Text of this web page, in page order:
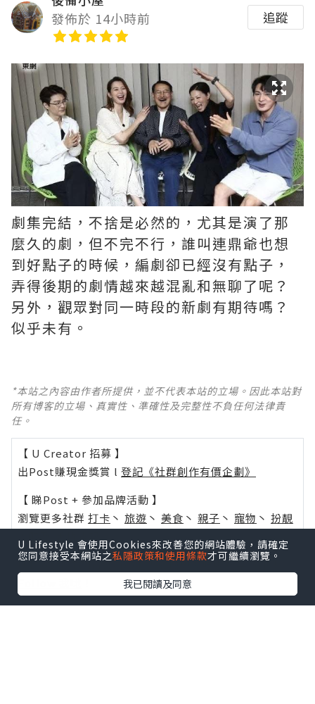
發佈於 14小時前
追蹤
劇集完結，不捨是必然的，尤其是演了那
麼久的劇，但不完不行，誰叫連鼎爺也想
到好點子的時候，編劇卻已經沒有點子，
弄得後期的劇情越來越混亂和無聊了呢？ ​​​
另外，觀眾對同一時段的新劇有期待嗎？
似乎未有。
*本站之內容由作者所提供，並不代表本站的立場。因此本站對
所有博客的立場、真實性、準確性及完整性不負任何法律責
任。
【 U Creator 招募 】
出Post賺現金獎賞 l 登記《社群創作有價企劃》
【 睇Post + 參加品牌活動 】
瀏覽更多社群 打卡 丶 旅遊 丶 美食 丶 親子 丶 寵物 丶 扮靚
活動情報
U Blog開咗WhatsApp啦！發掘更多吃喝玩樂資訊！
U Lifestyle 會使用Cookies來改善您的網站體驗，請確定
您同意接受本網站之私隱政策和使用條款才可繼續瀏覽。
我已閱讀及同意